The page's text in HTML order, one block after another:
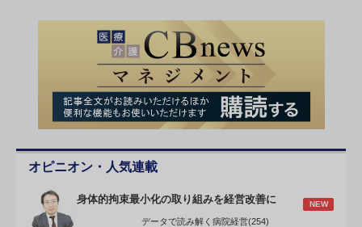
オピニオン・人気連載
身体的拘束最小化の取り組みを経営改善に NEW
データで読み解く病院経営(254)